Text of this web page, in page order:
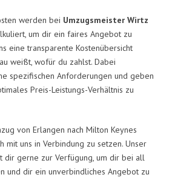
werden bei Umzugsmeister Wirtz
um dir ein faires Angebot zu
eine transparente Kostenübersicht
weißt, wofür du zahlst. Dabei
spezifischen Anforderungen und geben
Preis-Leistungs-Verhältnis zu
von Erlangen nach Milton Keynes
mit uns in Verbindung zu setzen. Unser
dir gerne zur Verfügung, um dir bei all
und dir ein unverbindliches Angebot zu